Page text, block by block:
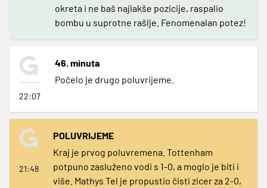
okreta i ne baš najlakše pozicije, raspalio
bombu u suprotne rašlje. Fenomenalan potez!
22:07
46. minuta
Počelo je drugo poluvrijeme.
21:48
POLUVRIJEME
Kraj je prvog poluvremena. Tottenham
potpuno zasluženo vodi s 1-0, a moglo je biti i
više. Mathys Tel je propustio čisti zicer za 2-0,